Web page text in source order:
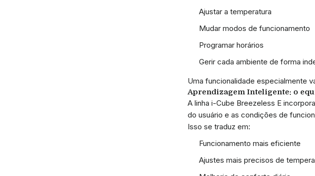
Ajustar a temperatura
Mudar modos de funcionamento
Programar horários
Gerir cada ambiente de forma
Uma funcionalidade especialmente
Aprendizagem Inteligente: o
A linha i-Cube Breezeless E incorpora
do usuário e as condições de
Isso se traduz em:
Funcionamento mais eficiente
Ajustes mais precisos de